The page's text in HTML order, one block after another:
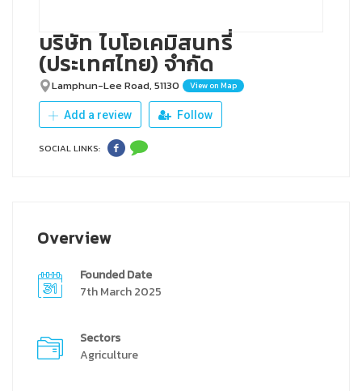
บริษัท ไบโอเคมิสนทรี่
(ประเทศไทย) จำกัด
Lamphun-Lee Road, 51130 View on Map
Add a review Follow
SOCIAL LINKS:
Overview
Founded Date
7th March 2025
Sectors
Agriculture